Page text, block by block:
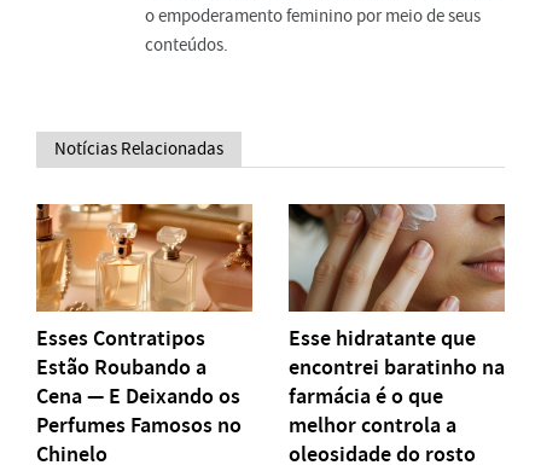
o empoderamento feminino por meio de seus
conteúdos.
Notícias Relacionadas
Esses Contratipos
Estão Roubando a
Cena — E Deixando os
Perfumes Famosos no
Chinelo
Esse hidratante que
encontrei baratinho na
farmácia é o que
melhor controla a
oleosidade do rosto